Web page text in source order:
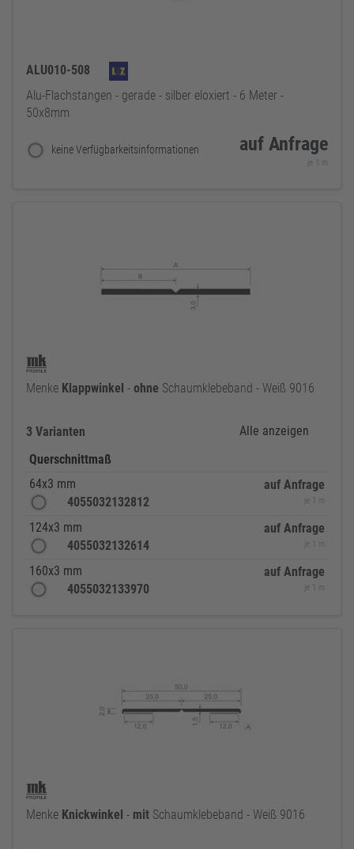
ALU010-508
Alu-Flachstangen - gerade - silber eloxiert - 6 Meter -
50x8mm
keine Verfügbarkeitsinformationen auf Anfrage
je 1 m
Menke Klappwinkel - ohne Schaumklebeband - Weiß 9016
3 Varianten
Alle anzeigen
Querschnittmaß
64x3 mm
4055032132812
auf Anfrage
je 1 m
124x3 mm
4055032132614
auf Anfrage
je 1 m
160x3 mm
4055032133970
auf Anfrage
je 1 m
Menke Knickwinkel - mit Schaumklebeband - Weiß 9016